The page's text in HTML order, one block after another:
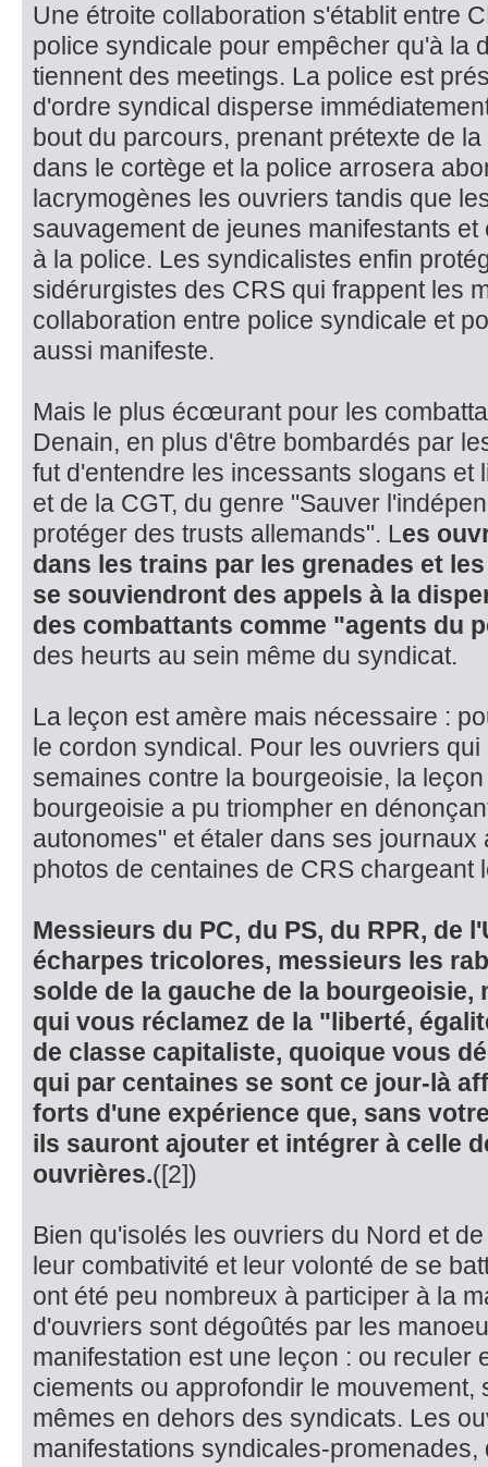
Une étroite collaboration s'établit entre
police syndicale pour empêcher qu'à la
tiennent des meetings. La police est
d'ordre syndical disperse
bout du parcours, prenant prétexte de
dans le cortège et la police arro­sera
lacrymogènes les ouvriers tandis que
sauvagement de jeunes manifestants
à la police. Les syn­dicalistes enfin
sidérurgistes des CRS qui frappent les
collaboration entre police syn­dicale et
aussi manifeste.
Mais le plus écœurant pour les
Denain, en plus d'être bombardés par
fut d'entendre les incessants slogans et
et de la CGT, du genre "Sauver
protéger des trusts allemands". Les
dans les trains par les grenades et
se souviendront des appels à la
des combattants comme "agents du
des heurts au sein même du syndicat.
La leçon est amère mais nécessaire :
le cordon syndical. Pour les ouvriers
semaines contre la bourgeoisie, la
bourgeoisie a pu triompher en
autonomes" et étaler dans ses
photos de centaines de CRS chargeant
Messieurs du PC, du PS, du RPR, de
écharpes tricolores, messieurs les
solde de la gauche de la
qui vous réclamez de la "liberté,
de classe capitaliste, quoique vous
qui par centai­nes se sont ce jour-là
forts d'une expérience que, sans
ils sauront ajouter et inté­grer à celle
ouvrières.([2])
Bien qu'isolés les ouvriers du Nord et
leur combativité et leur vo­lonté de se
ont été peu nombreux à participer à la
d'ouvriers sont dégoûtés par les
manifestation est une leçon : ou
ciements ou approfondir le mouvement,
mêmes en dehors des syndicats. Les
manifestations syndicales-